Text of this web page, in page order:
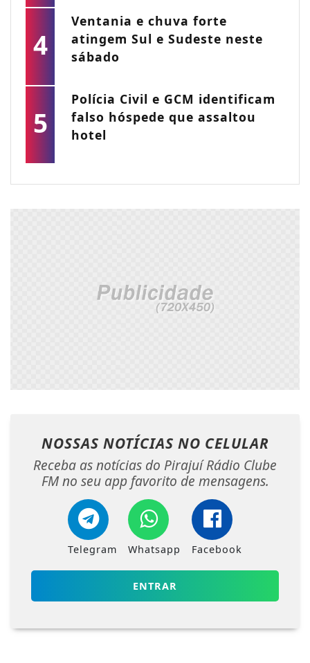
4
Ventania e chuva forte
atingem Sul e Sudeste neste
sábado
5
Polícia Civil e GCM identificam
falso hóspede que assaltou
hotel
NOSSAS NOTÍCIAS NO CELULAR
Receba as notícias do Pirajuí Rádio Clube
FM no seu app favorito de mensagens.
Telegram Whatsapp Facebook
ENTRAR